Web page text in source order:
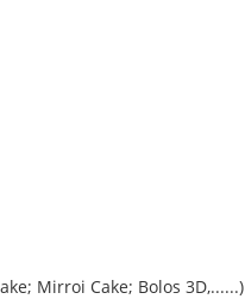
Mirroi Cake; Bolos 3D,......)